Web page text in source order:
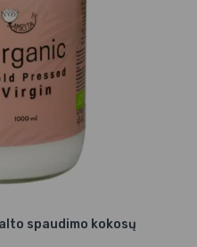
spaudimo kokosų